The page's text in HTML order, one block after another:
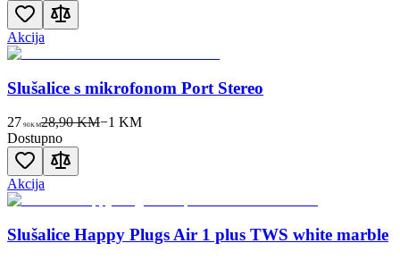
Akcija
Slušalice s mikrofonom Port Stereo
27 90KM28,90 KM−1 KM
Dostupno
Akcija
Slušalice Happy Plugs Air 1 plus TWS white marble